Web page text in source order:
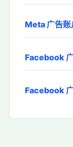
Meta 广告账
Facebook
Facebook